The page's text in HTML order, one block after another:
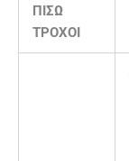
ΠΙΣΩ
ΤΡΟΧΟΙ